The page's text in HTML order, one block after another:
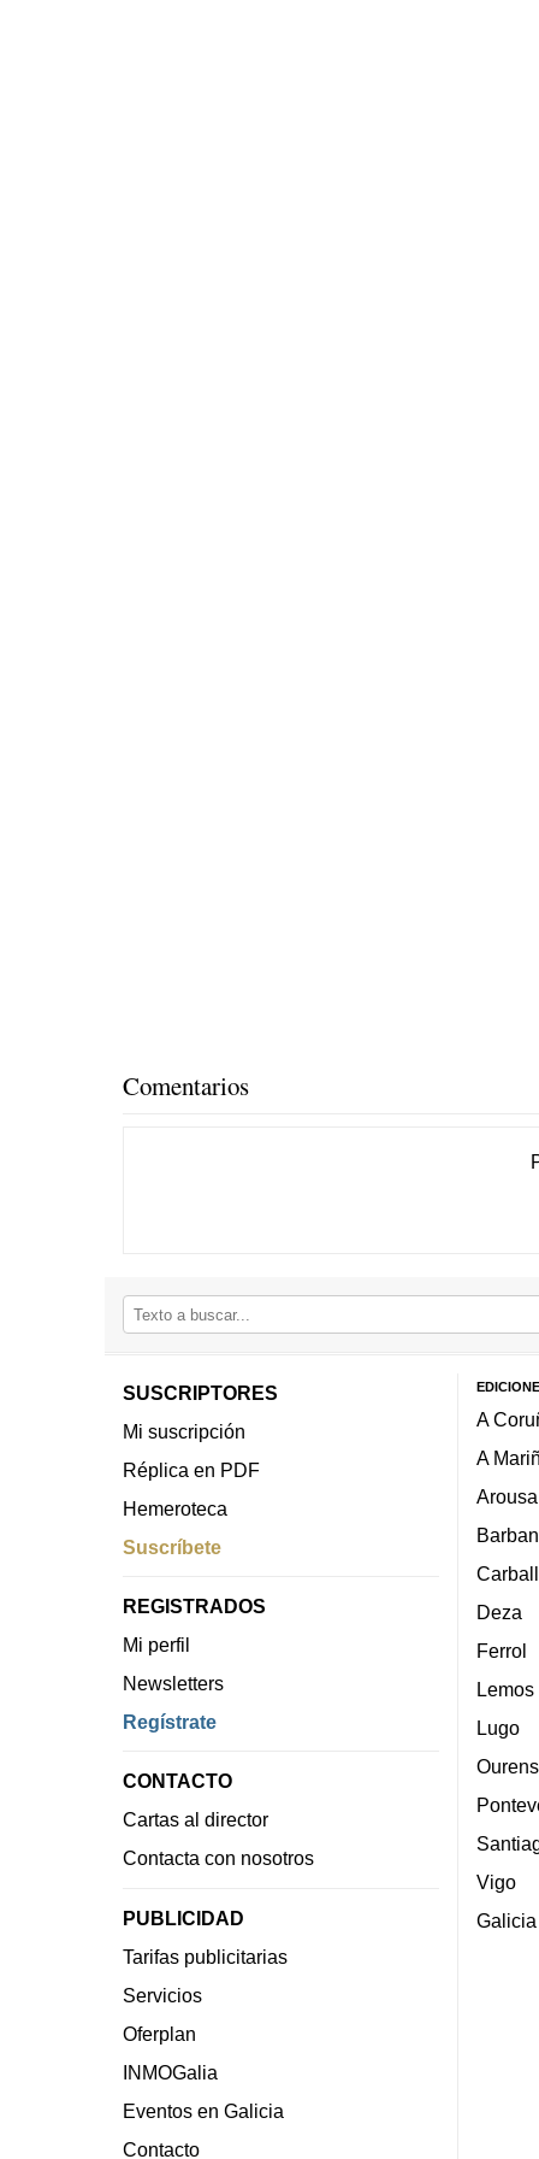
Comentarios
SUSCRIPTORES
Mi suscripción
Réplica en PDF
Hemeroteca
Suscríbete
REGISTRADOS
Mi perfil
Newsletters
Regístrate
CONTACTO
Cartas al director
Contacta con nosotros
PUBLICIDAD
Tarifas publicitarias
Servicios
Oferplan
INMOGalia
Eventos en Galicia
Contacto
A
A
Arousa
Deza
Ferrol
Lemos
Lugo
Vigo